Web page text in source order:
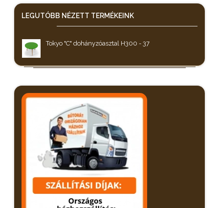
LEGUTÓBB NÉZETT TERMÉKEINK
Tokyo "C" dohányzóasztal H300 - 37